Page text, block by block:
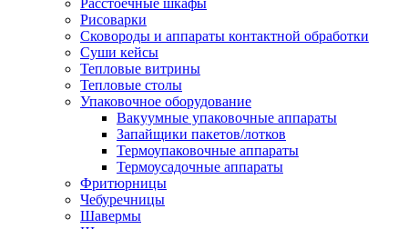
Расстоечные шкафы
Рисоварки
Сковороды и аппараты контактной обработки
Суши кейсы
Тепловые витрины
Тепловые столы
Упаковочное оборудование
Вакуумные упаковочные аппараты
Запайщики пакетов/лотков
Термоупаковочные аппараты
Термоусадочные аппараты
Фритюрницы
Чебуречницы
Шавермы